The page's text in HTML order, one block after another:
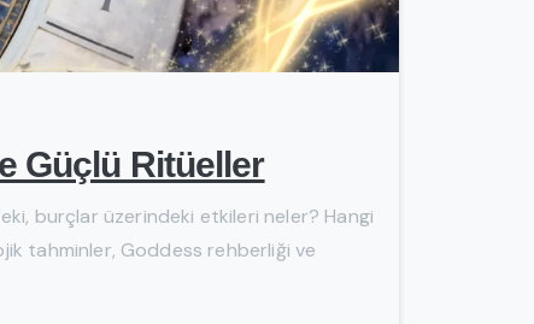
-
Güçlü Ritüeller
burçlar üzerindeki etkileri neler? Hangi
tahminler, Goddess rehberliği ve